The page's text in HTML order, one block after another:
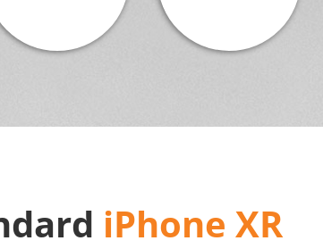
iPhone XR